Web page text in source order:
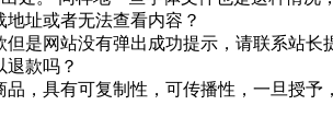
址或者无法查看内容？
但是网站没有弹出成功提示，请联系站长
退款吗？
品，具有可复制性，可传播性，一旦授